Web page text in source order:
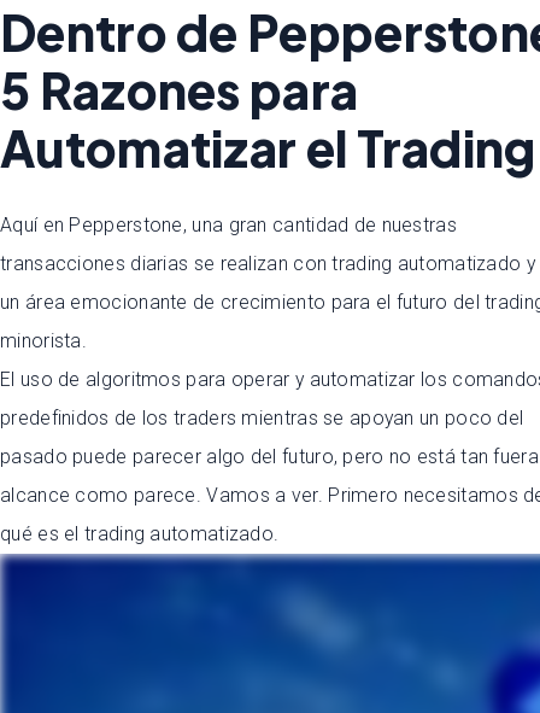
Dentro de
5 Razones para
Automatizar el Trading
Aquí en Pepperstone, una gran cantidad de nuestras
transacciones diarias se realizan con trading automatizado y
un área emocionante de crecimiento para el futuro del
minorista.
El uso de algoritmos para operar y automatizar los
predefinidos de los traders mientras se apoyan un poco del
pasado puede parecer algo del futuro, pero no está tan
alcance como parece. Vamos a ver. Primero necesitamos
qué es el trading automatizado.